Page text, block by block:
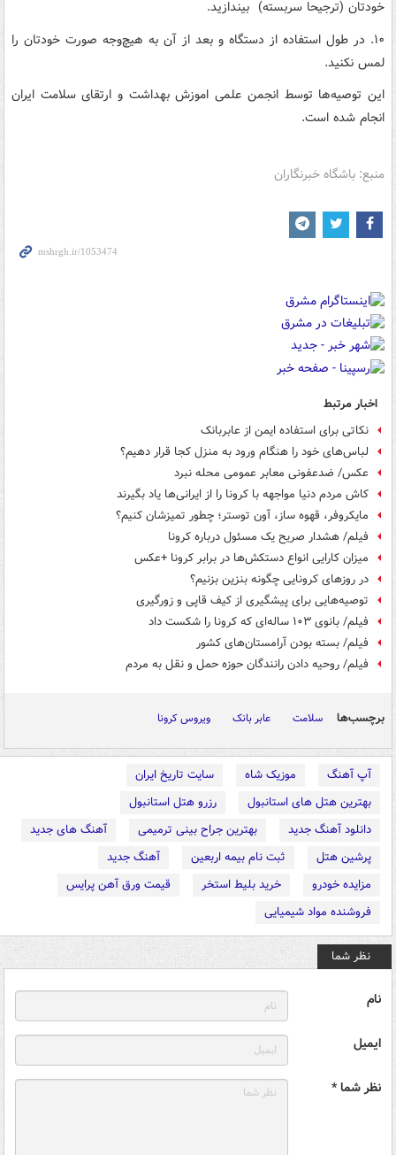
خودتان (ترجیحا سربسته) بیندازید.
۱۰. در طول استفاده از دستگاه و بعد از آن به هیچ‌وجه صورت خودتان را
لمس نکنید.
این توصیه‌ها توسط انجمن علمی اموزش بهداشت و ارتقای سلامت ایران
انجام شده است.
منبع: باشگاه خبرنگاران
اخبار مرتبط
نکاتی برای استفاده ایمن از عابربانک
لباس‌های خود را هنگام ورود به منزل کجا قرار دهیم؟
عکس/ ضدعفونی معابر عمومی محله نبرد
کاش مردم دنیا مواجهه با کرونا را از ایرانی‌ها یاد بگیرند
مایکروفر، قهوه ساز، آون توستر؛ چطور تمیزشان کنیم؟
فیلم/ هشدار صریح یک مسئول درباره کرونا
میزان کارایی انواع دستکش‌ها در برابر کرونا +عکس
در روزهای کرونایی چگونه بنزین بزنیم؟
توصیه‌هایی برای پیشگیری از کیف قاپی و زورگیری
فیلم/ بانوی ۱۰۳ ساله‌ای که کرونا را شکست داد
فیلم/ بسته بودن آرامستان‌های کشور
فیلم/ روحیه دادن رانندگان حوزه حمل و نقل به مردم
برچسب‌ها سلامت عابر بانک ویروس کرونا
آپ آهنگ موزیک شاه
سایت تاریخ ایران
بهترین هتل های استانبول
رزرو هتل استانبول
دانلود آهنگ جدید
بهترین جراح بینی ترمیمی
آهنگ های جدید
پرشین هتل
ثبت نام بیمه اربعین
آهنگ جدید
مزایده خودرو
خرید بلیط استخر
قیمت ورق آهن پرایس
فروشنده مواد شیمیایی
نظر شما
نام
ایمیل
نظر شما *